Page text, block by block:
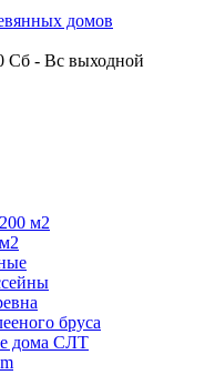
домов
Сб - Вс выходной
м2
бруса
дома СЛТ